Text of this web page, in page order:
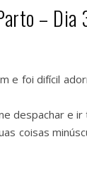
– Dia
e foi difícil
despachar e
coisas